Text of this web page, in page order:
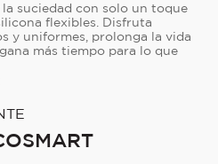
suciedad con solo un toque
flexibles. Disfruta
y uniformes, prolonga la vida
más tiempo para lo que